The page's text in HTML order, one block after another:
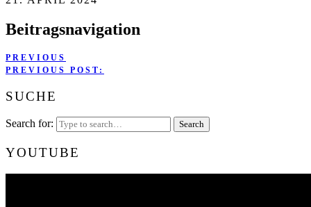
Beitragsnavigation
PREVIOUS
PREVIOUS POST:
SUCHE
Search for:
YOUTUBE